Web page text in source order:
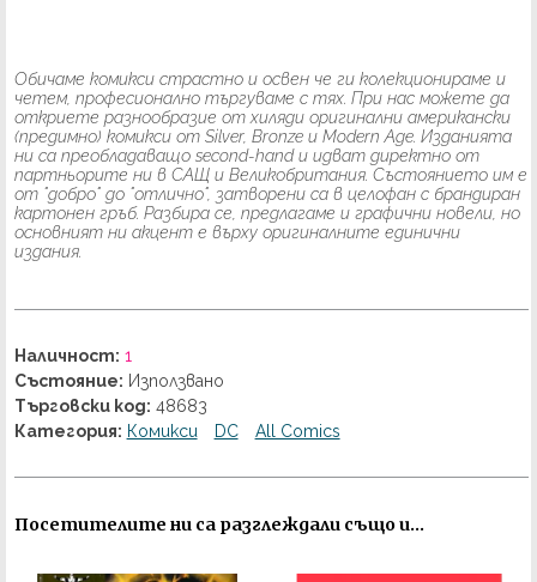
Обичаме комикси страстно и освен че ги колекционираме и
четем, професионално търгуваме с тях. При нас можете да
откриете разнообразие от хиляди оригинални американски
(предимно) комикси от Silver, Bronze и Modern Age. Изданията
ни са преобладаващо second-hand и идват директно от
партньорите ни в САЩ и Великобритания. Състоянието им е
от "добро" до "отлично", затворени са в целофан с брандиран
картонен гръб. Разбира се, предлагаме и графични новели, но
основният ни акцент е върху оригиналните единични
издания.
Наличност: 1
Състояние: Използвано
Търговски код: 48683
Категория: Комикси DC All Comics
Посетителите ни са разглеждали също и...